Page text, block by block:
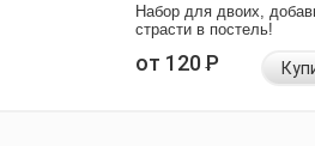
Набор для двоих,
страсти в постель!
от 120Р